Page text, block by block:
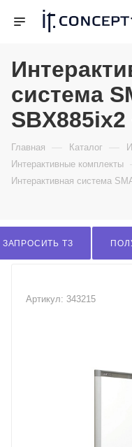
система
SBX885ix2
Главная — Каталог —
Интерактивные комплекты
Интерактивная система
ЗАПРОСИТЬ ТЗ
Артикул: 343215